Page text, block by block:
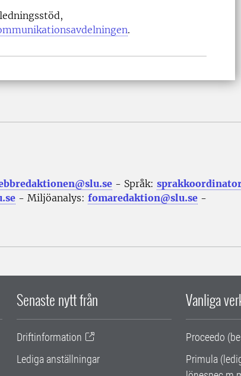
.
- Språk:
- Miljöanalys: fomaredaktion@slu.se -
Senaste nytt från
Driftinformation
Lediga anställningar
Vanliga
Proceedo
Primula